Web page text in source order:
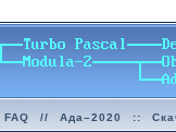
FAQ // Ада–2020 ::